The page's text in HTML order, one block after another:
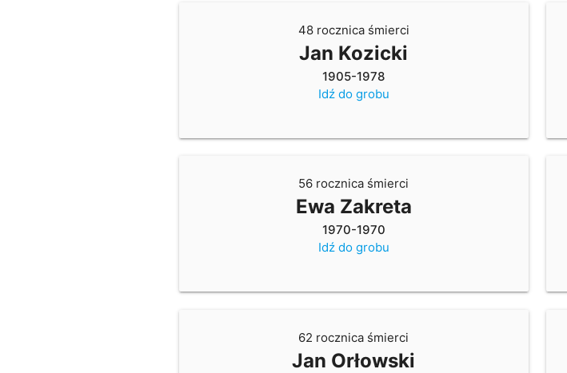
48 rocznica śmierci
Jan Kozicki
1905-1978
Idź do grobu
56 rocznica śmierci
Ewa Zakreta
1970-1970
Idź do grobu
62 rocznica śmierci
Jan Orłowski